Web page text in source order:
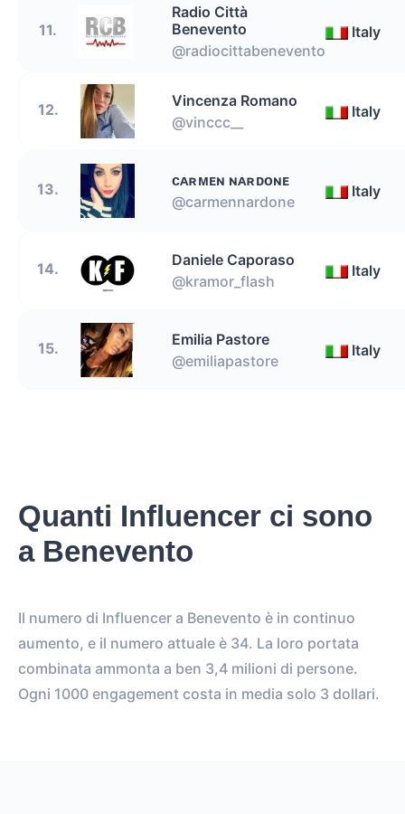
11.
Radio Città
Benevento
@radiocittabenevento
Italy
12.
Vincenza Romano
@vinccc__
Italy
13.
ᴄᴀʀᴍᴇɴ ɴᴀʀᴅᴏɴᴇ
@carmennardone
Italy
14.
Daniele Caporaso
@kramor_flash
Italy
15.
Emilia Pastore
@emiliapastore
Italy
Quanti Influencer ci sono
a Benevento
Il numero di Influencer a Benevento è in continuo
aumento, e il numero attuale è 34. La loro portata
combinata ammonta a ben 3,4 milioni di persone.
Ogni 1000 engagement costa in media solo 3 dollari.